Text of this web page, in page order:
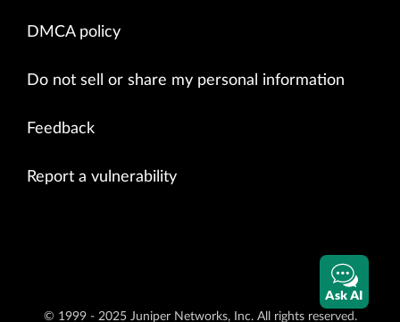
DMCA policy
Do not sell or share my personal information
Feedback
Report a vulnerability
© 1999 - 2025 Juniper Networks, Inc. All rights reserved.
Ask AI